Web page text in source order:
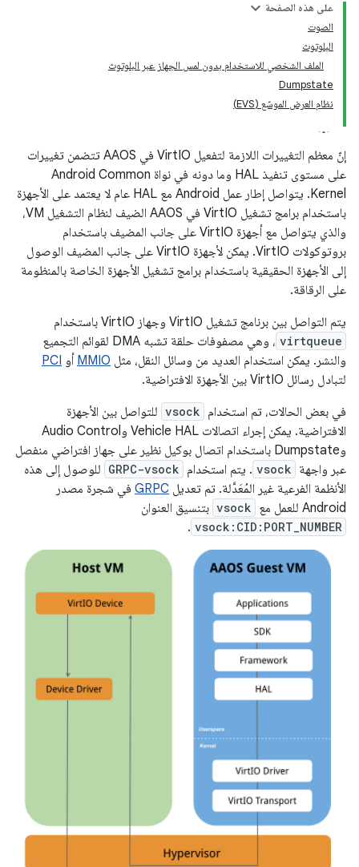
على هذه الصفحة
الصوت
البلوتوث
الملف الشخصي للاستخدام بدون لمس الجهاز عبر البلوتوث
Dumpstate
نظام العرض الموسّع (EVS)
إنّ معظم التغييرات اللازمة لتفعيل VirtIO في AAOS تتضمن تغييرات
على مستوى تنفيذ HAL وما دونه في نواة Android Common
Kernel. يتواصل إطار عمل Android مع HAL عام لا يعتمد على الأجهزة
باستخدام برامج تشغيل VirtIO في AAOS الضيف لنظام التشغيل VM،
والذي يتواصل مع أجهزة VirtIO على جانب المضيف باستخدام
بروتوكولات VirtIO. يمكن لأجهزة VirtIO على جانب المضيف الوصول
إلى الأجهزة الحقيقية باستخدام برامج تشغيل الأجهزة الخاصة بالمنظومة
على الرقاقة.
يتم التواصل بين برنامج تشغيل VirtIO وجهاز VirtIO باستخدام
virtqueue
، وهي مصفوفات حلقة تشبه DMA لقوائم التجميع
والنشر. يمكن استخدام العديد من وسائل النقل، مثل MMIO أو PCI
لتبادل رسائل VirtIO بين الأجهزة الافتراضية.
في بعض الحالات، تم استخدام vsock للتواصل بين الأجهزة
الافتراضية. يمكن إجراء اتصالات Vehicle HAL وAudio Control
وDumpstate باستخدام اتصال بوكيل نظير على جهاز افتراضي منفصل
عبر واجهة vsock . يتم استخدام GRPC-vsock للوصول إلى هذه
الأنظمة الفرعية غير المُعَدَّلة. تم تعديل GRPC في شجرة مصدر
Android للعمل مع
vsock بتنسيق العنوان
vsock:CID:PORT_NUMBER
.